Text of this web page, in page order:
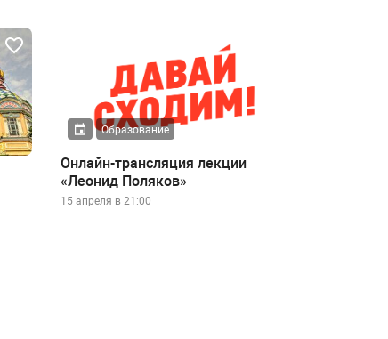
Образование
Онлайн-трансляция лекции
«Леонид Поляков»
15 апреля в 21:00